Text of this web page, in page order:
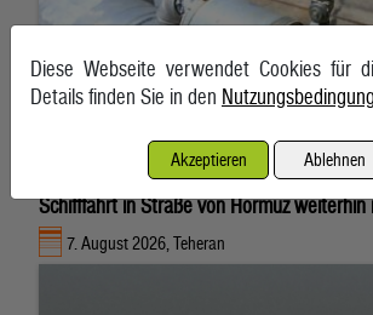
Schifffahrt in Straße von Hormuz
7. August 2026, Teheran
Diese Webseite verwendet Cookies für
Details finden Sie in den
Akzeptieren Ablehnen